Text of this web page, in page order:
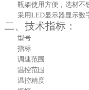
瓶架使用方便，选材不
采用LED显示器显示数
二、技术指标：
型号
指标
调速范围
温控范围
温控精度